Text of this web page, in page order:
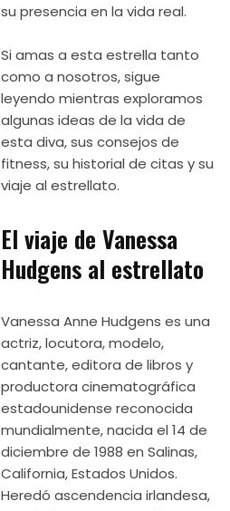
su presencia en la vida real.
Si amas a esta estrella tanto
como a nosotros, sigue
leyendo mientras exploramos
algunas ideas de la vida de
esta diva, sus consejos de
fitness, su historial de citas y su
viaje al estrellato.
El viaje de Vanessa
Hudgens al estrellato
Vanessa Anne Hudgens es una
actriz, locutora, modelo,
cantante, editora de libros y
productora cinematográfica
estadounidense reconocida
mundialmente, nacida el 14 de
diciembre de 1988 en Salinas,
California, Estados Unidos.
Heredó ascendencia irlandesa,